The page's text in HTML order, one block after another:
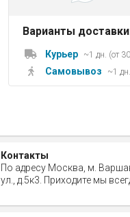
Варианты
Курьер ~1 дн. (от
Самовывоз ~1
Контакты
По адресу Москва, м.
ул., д.5к3. Приходите мы